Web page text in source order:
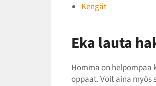
Kengät
Eka lauta
Homma on helpompaa
oppaat. Voit aina myös